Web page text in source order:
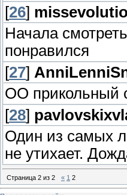
[26]
Начала
понравился
[27]
ОО прикольный
[28]
Один из самых
не утихает.
Страница 2 из 2 « 1 2